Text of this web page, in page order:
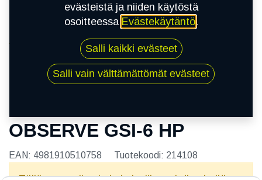
195/55R16 87H TOYO OBSERVE GSI-6 HP
OBSERVE GSI-6 HP
EAN: 4981910510758 Tuotekoodi: 214108
evästeistä ja niiden käytöstä
osoitteessa Evästekäytäntö.
Salli kaikki evästeet
Salli vain välttämättömät evästeet